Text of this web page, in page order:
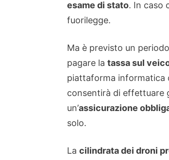
esame di stato. In caso
fuorilegge.
Ma è previsto un
pagare la tassa sul
piattaforma informatica
consentirà di effettuare
un’assicurazione
solo.
La cilindrata dei droni